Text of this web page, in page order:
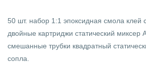
50 шт. набор 1:1 эпоксидная смола клей
двойные картриджи статический миксер
смешанные трубки квадратный
сопла.